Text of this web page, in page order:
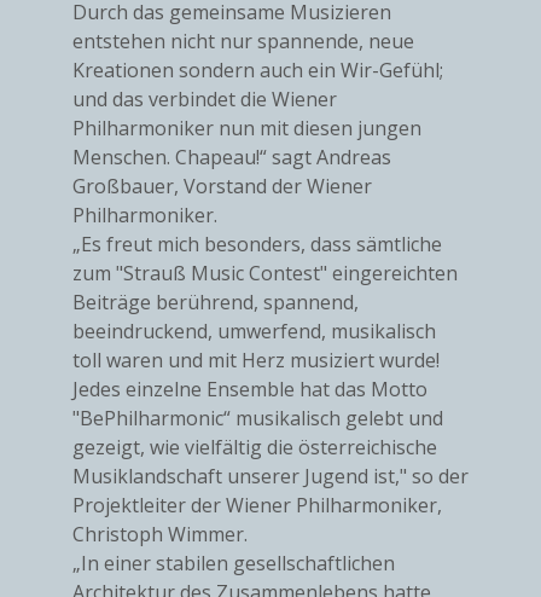
Durch das gemeinsame Musizieren
entstehen nicht nur spannende, neue
Kreationen sondern auch ein Wir-Gefühl;
und das verbindet die Wiener
Philharmoniker nun mit diesen jungen
Menschen. Chapeau!“ sagt Andreas
Großbauer, Vorstand der Wiener
Philharmoniker.
„Es freut mich besonders, dass sämtliche
zum "Strauß Music Contest" eingereichten
Beiträge berührend, spannend,
beeindruckend, umwerfend, musikalisch
toll waren und mit Herz musiziert wurde!
Jedes einzelne Ensemble hat das Motto
"BePhilharmonic“ musikalisch gelebt und
gezeigt, wie vielfältig die österreichische
Musiklandschaft unserer Jugend ist," so der
Projektleiter der Wiener Philharmoniker,
Christoph Wimmer.
„In einer stabilen gesellschaftlichen